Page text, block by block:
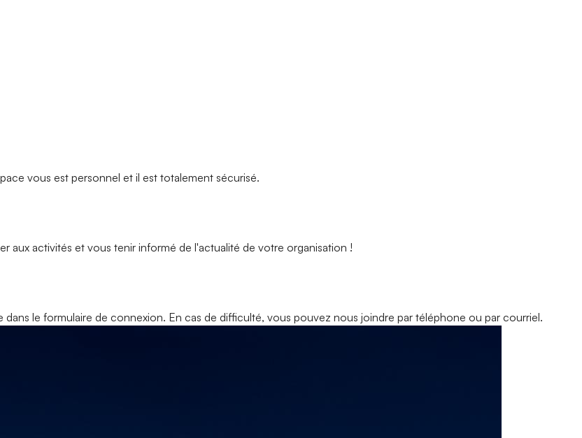
vous est personnel et il est totalement sécurisé.
activités et vous tenir informé de l'actualité de votre organisation !
le formulaire de connexion. En cas de difficulté, vous pouvez nous joindre par téléphone ou par courriel.